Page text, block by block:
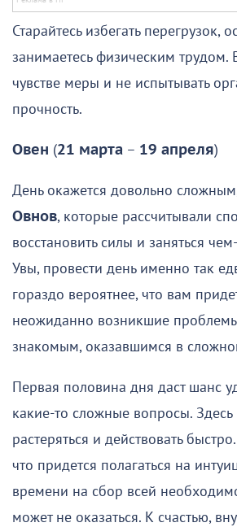
Старайтесь избегать перегрузок,
занимаетесь физическим
чувстве меры и не испытывать
прочность.
Овен (21 марта – 19 апреля)
День окажется довольно
Овнов, которые рассчитывали
восстановить силы и заняться
Увы, провести день именно так
гораздо вероятнее, что вам
неожиданно возникшие
знакомым, оказавшимся в
Первая половина дня даст шанс
какие-то сложные вопросы.
растеряться и действовать
что придется полагаться на
времени на сбор всей
может не оказаться. К счастью,